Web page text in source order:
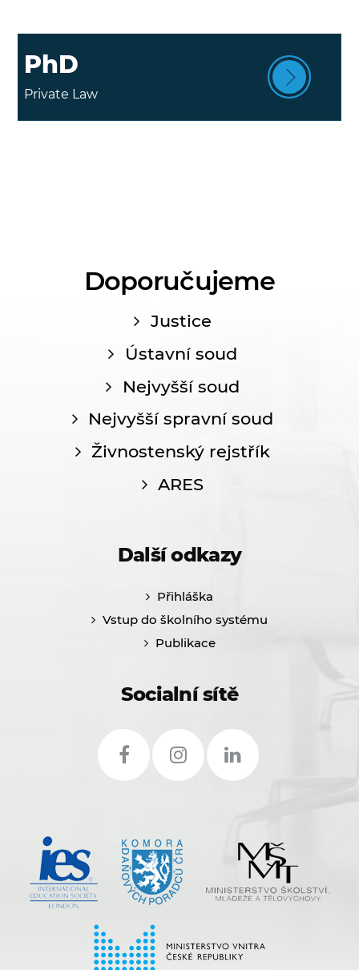
PhD
Private Law
Doporučujeme
Justice
Ústavní soud
Nejvyšší soud
Nejvyšší spravní soud
Živnostenský rejstřík
ARES
Další odkazy
Přihláška
Vstup do školního systému
Publikace
Socialní sítě